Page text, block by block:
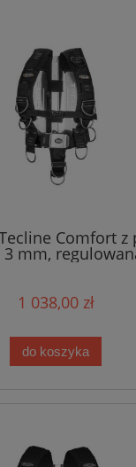
Comfort z
mm,
standard
1 038,00 zł
do koszyka